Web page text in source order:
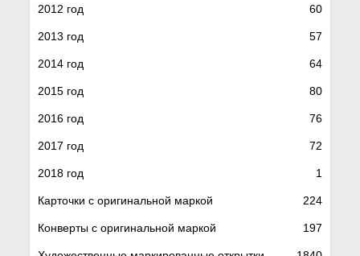
2012 год 60
2013 год 57
2014 год 64
2015 год 80
2016 год 76
2017 год 72
2018 год 1
Карточки с оригинальной маркой 224
Конверты с оригинальной маркой 197